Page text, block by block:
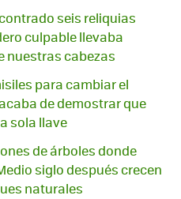
seis reliquias
culpable llevaba
nuestras cabezas
para cambiar el
de demostrar que
sola llave
de árboles donde
siglo después crecen
naturales